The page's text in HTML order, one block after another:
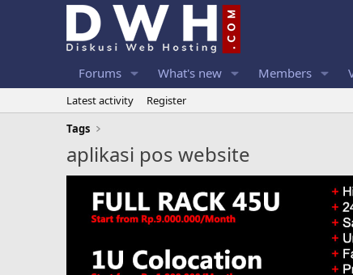
Forums What's new Members
Latest activity
Register
Tags
aplikasi pos website